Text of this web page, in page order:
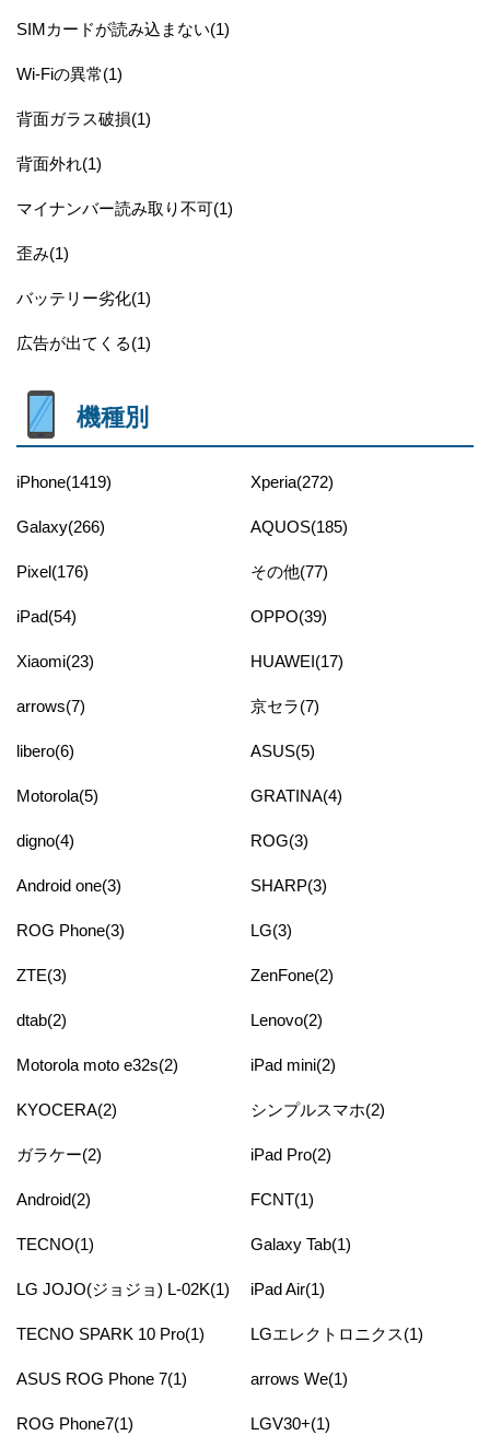
SIMカードが読み込まない(1)
Wi-Fiの異常(1)
背面ガラス破損(1)
背面外れ(1)
マイナンバー読み取り不可(1)
歪み(1)
バッテリー劣化(1)
広告が出てくる(1)
機種別
iPhone(1419) Xperia(272)
Galaxy(266) AQUOS(185)
Pixel(176) その他(77)
iPad(54) OPPO(39)
Xiaomi(23) HUAWEI(17)
arrows(7) 京セラ(7)
libero(6) ASUS(5)
Motorola(5) GRATINA(4)
digno(4) ROG(3)
Android one(3) SHARP(3)
ROG Phone(3) LG(3)
ZTE(3) ZenFone(2)
dtab(2) Lenovo(2)
Motorola moto e32s(2) iPad mini(2)
KYOCERA(2) シンプルスマホ(2)
ガラケー(2) iPad Pro(2)
Android(2) FCNT(1)
TECNO(1) Galaxy Tab(1)
LG JOJO(ジョジョ) L-02K(1) iPad Air(1)
TECNO SPARK 10 Pro(1) LGエレクトロニクス(1)
ASUS ROG Phone 7(1) arrows We(1)
ROG Phone7(1) LGV30+(1)